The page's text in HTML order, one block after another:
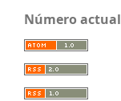
Número actual